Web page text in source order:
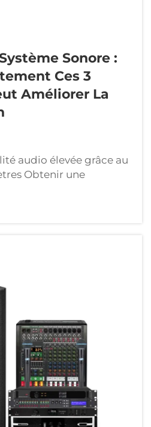
Sonore :
Ces 3
Améliorer La
audio élevée grâce au
Obtenir une
ne passe pas
système sonore le plus
la clé réside dans